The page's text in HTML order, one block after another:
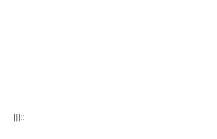
|||::